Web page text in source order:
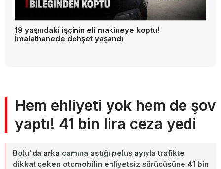
19 yaşındaki işçinin eli makineye koptu!
İmalathanede dehşet yaşandı
Hem ehliyeti yok hem de şov
yaptı! 41 bin lira ceza yedi
Bolu'da arka camına astığı peluş ayıyla trafikte
dikkat çeken otomobilin ehliyetsiz sürücüsüne 41 bin